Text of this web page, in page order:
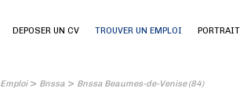
DEPOSER UN CV TROUVER UN EMPLOI
Emploi> Bnssa > Bnssa Beaumes-de-Venise (84)